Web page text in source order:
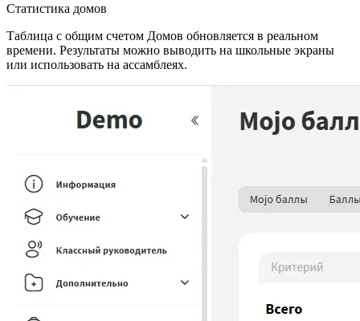
Статистика домов
Таблица с общим счетом Домов обновляется в реальном
времени. Результаты можно выводить на школьные экраны
или использовать на ассамблеях.